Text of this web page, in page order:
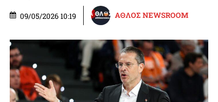
09/05/2026 10:19 ΑΘΛΟΣ NEWSROOM